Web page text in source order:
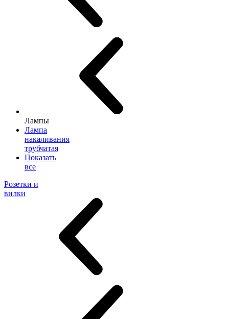
Лампы
Лампа
накаливания
трубчатая
Показать
все
Розетки и
вилки